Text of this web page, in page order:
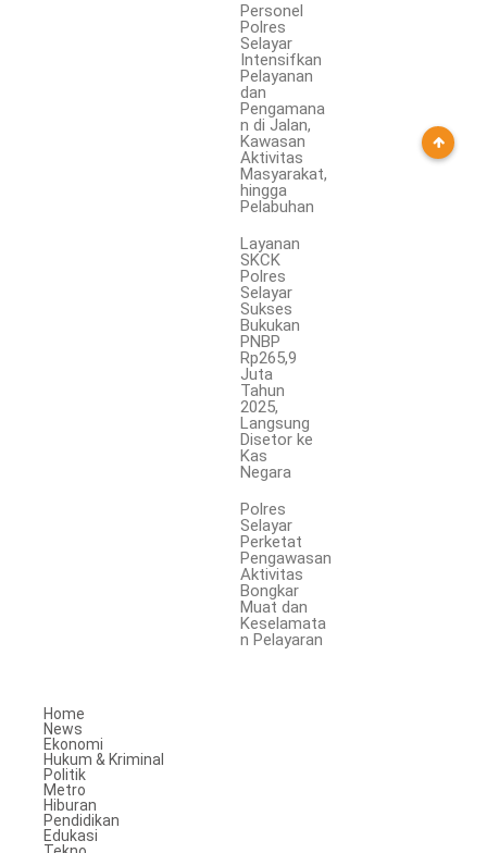
Personel
Polres
Selayar
Intensifkan
Pelayanan
dan
Pengamana
n di Jalan,
Kawasan
Aktivitas
Masyarakat,
hingga
Pelabuhan
Layanan
SKCK
Polres
Selayar
Sukses
Bukukan
PNBP
Rp265,9
Juta
Tahun
2025,
Langsung
Disetor ke
Kas
Negara
Polres
Selayar
Perketat
Pengawasan
Aktivitas
Bongkar
Muat dan
Keselamata
n Pelayaran
Home
News
Ekonomi
Hukum & Kriminal
Politik
Metro
Hiburan
Pendidikan
Edukasi